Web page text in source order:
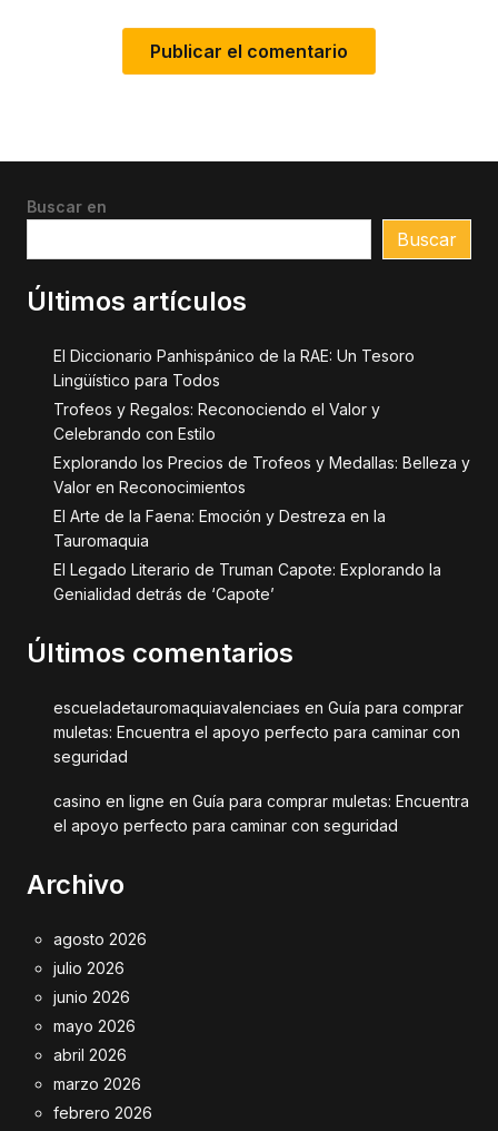
Buscar en
Buscar
Últimos artículos
El Diccionario Panhispánico de la RAE: Un Tesoro
Lingüístico para Todos
Trofeos y Regalos: Reconociendo el Valor y
Celebrando con Estilo
Explorando los Precios de Trofeos y Medallas: Belleza y
Valor en Reconocimientos
El Arte de la Faena: Emoción y Destreza en la
Tauromaquia
El Legado Literario de Truman Capote: Explorando la
Genialidad detrás de ‘Capote’
Últimos comentarios
escueladetauromaquiavalenciaes en Guía para comprar
muletas: Encuentra el apoyo perfecto para caminar con
seguridad
casino en ligne en Guía para comprar muletas: Encuentra
el apoyo perfecto para caminar con seguridad
Archivo
agosto 2026
julio 2026
junio 2026
mayo 2026
abril 2026
marzo 2026
febrero 2026